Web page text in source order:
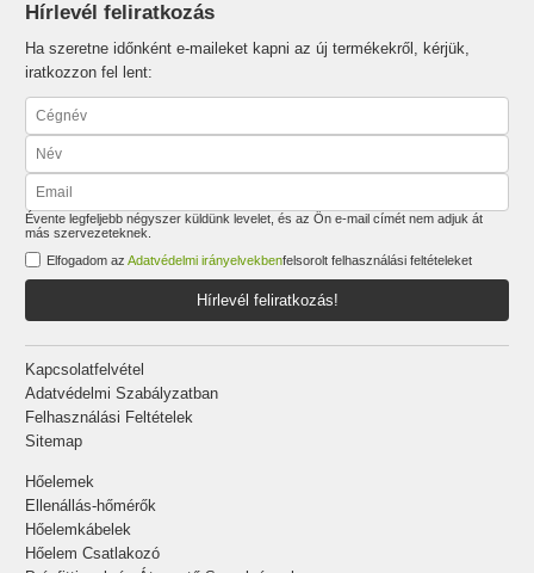
Hírlevél feliratkozás
Ha szeretne időnként e-maileket kapni az új termékekről, kérjük,
iratkozzon fel lent:
Évente legfeljebb négyszer küldünk levelet, és az Ön e-mail címét nem adjuk át
más szervezeteknek.
Elfogadom azAdatvédelmi irányelvekbenfelsorolt felhasználási feltételeket
Hírlevél feliratkozás!
Kapcsolatfelvétel
Adatvédelmi Szabályzatban
Felhasználási Feltételek
Sitemap
Hőelemek
Ellenállás-hőmérők
Hőelemkábelek
Hőelem Csatlakozó